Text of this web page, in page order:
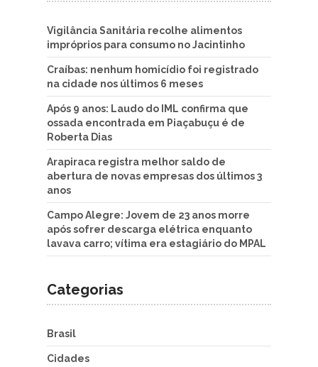
Vigilância Sanitária recolhe alimentos
impróprios para consumo no Jacintinho
Craíbas: nenhum homicídio foi registrado
na cidade nos últimos 6 meses
Após 9 anos: Laudo do IML confirma que
ossada encontrada em Piaçabuçu é de
Roberta Dias
Arapiraca registra melhor saldo de
abertura de novas empresas dos últimos 3
anos
Campo Alegre: Jovem de 23 anos morre
após sofrer descarga elétrica enquanto
lavava carro; vítima era estagiário do MPAL
Categorias
Brasil
Cidades